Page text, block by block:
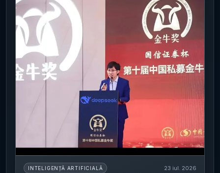
INTELIGENȚĂ ARTIFICIALĂ 23 iul. 2026